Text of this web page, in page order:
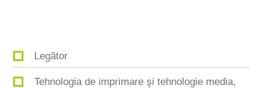
Legător
Tehnologia de imprimare şi tehnologie media,